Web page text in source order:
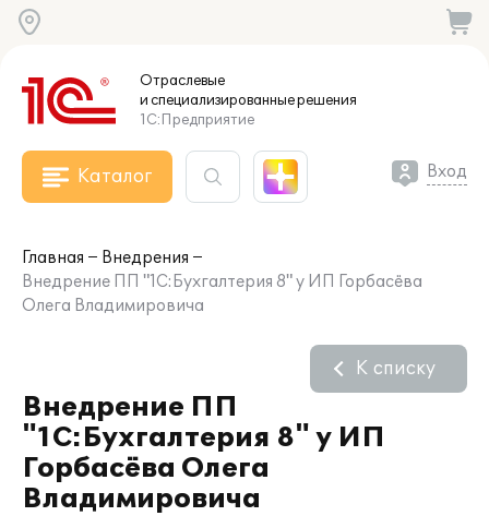
Отраслевые
и специализированныерешения
1С:Предприятие
Каталог Вход
Главная
Внедрения
Внедрение ПП "1С:Бухгалтерия 8" у ИП Горбасёва
Олега Владимировича
Внедрение ПП
"1С:Бухгалтерия 8" у ИП
Горбасёва Олега
Владимировича
К списку